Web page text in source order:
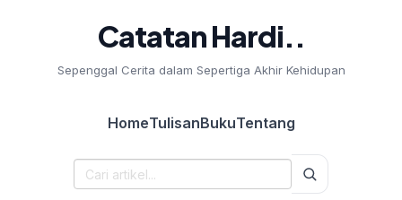
Catatan Hardi..
Sepenggal Cerita dalam Sepertiga Akhir Kehidupan
HomeTulisanBukuTentang
Cari: